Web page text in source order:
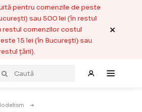
pentru comenzile de peste
sau 500 lei (în restul
restul comenzilor costul
15 lei (în București) sau
țării).